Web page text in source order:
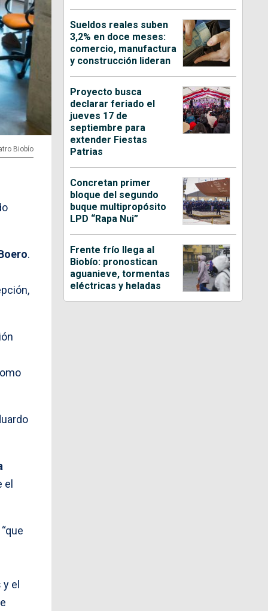
Biobío
.
el
el
Sueldos reales suben
3,2% en doce meses:
comercio, manufactura
y construcción lideran
Proyecto busca
declarar feriado el
jueves 17 de
septiembre para
extender Fiestas
Patrias
Concretan primer
bloque del segundo
buque multipropósito
LPD “Rapa Nui”
Frente frío llega al
Biobío: pronostican
aguanieve, tormentas
eléctricas y heladas